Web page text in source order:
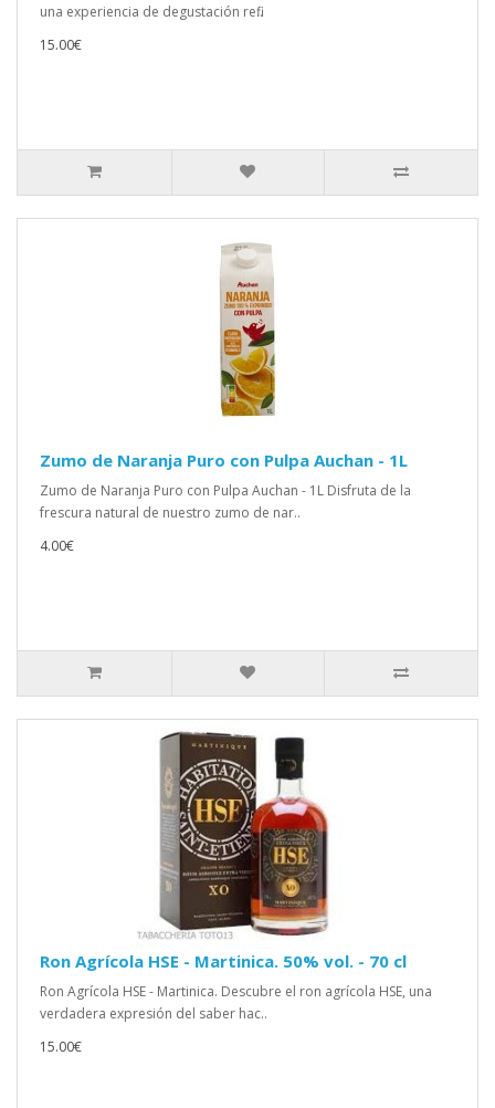
una experiencia de degustación refi..
15.00€
Zumo de Naranja Puro con Pulpa Auchan - 1L
Zumo de Naranja Puro con Pulpa Auchan - 1L Disfruta de la
frescura natural de nuestro zumo de nar..
4.00€
Ron Agrícola HSE - Martinica. 50% vol. - 70 cl
Ron Agrícola HSE - Martinica. Descubre el ron agrícola HSE, una
verdadera expresión del saber hac..
15.00€